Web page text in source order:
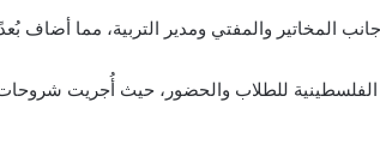
المخاتير والمفتي ومدير التربية، مما أضاف
الفلسطينية للطلاب والحضور، حيث أُجريت